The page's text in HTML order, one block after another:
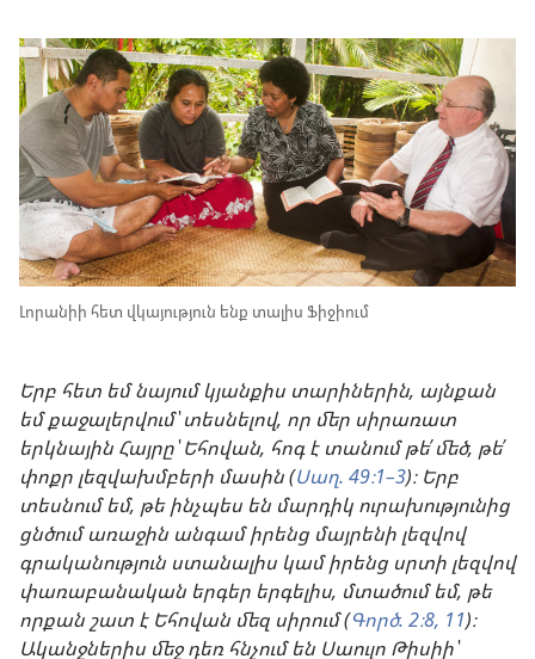
Լորանիի հետ վկայություն ենք տալիս Ֆիջիում
Երբ հետ եմ նայում կյանքիս տարիներին, այնքան
եմ քաջալերվում՝ տեսնելով, որ մեր սիրառատ
երկնային Հայրը՝ Եհովան, հոգ է տանում թե՛ մեծ, թե՛
փոքր լեզվախմբերի մասին (Սաղ. 49։1–3)։ Երբ
տեսնում եմ, թե ինչպես են մարդիկ ուրախությունից
ցնծում առաջին անգամ իրենց մայրենի լեզվով
գրականություն ստանալիս կամ իրենց սրտի լեզվով
փառաբանական երգեր երգելիս, մտածում եմ, թե
որքան շատ է Եհովան մեզ սիրում (Գործ. 2։8, 11)։
Ականջներիս մեջ դեռ հնչում են Սաուլո Թիսիի՝